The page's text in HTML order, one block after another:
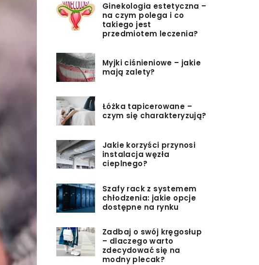
Ginekologia estetyczna –
na czym polega i co
takiego jest
przedmiotem leczenia?
Myjki ciśnieniowe – jakie
mają zalety?
Łóżka tapicerowane –
czym się charakteryzują?
Jakie korzyści przynosi
instalacja węzła
cieplnego?
Szafy rack z systemem
chłodzenia: jakie opcje
dostępne na rynku
Zadbaj o swój kręgosłup
– dlaczego warto
zdecydować się na
modny plecak?